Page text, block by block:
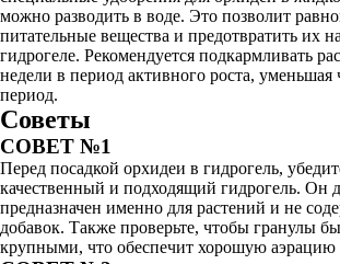
можно разводить в воде. Это позволит
питательные вещества и предотвратить их
гидрогеле. Рекомендуется подкармливать
недели в период активного роста, уменьшая
период.
Советы
СОВЕТ №1
Перед посадкой орхидеи в гидрогель,
качественный и подходящий гидрогель. Он
предназначен именно для растений и не
добавок. Также проверьте, чтобы гранулы
крупными, что обеспечит хорошую аэрацию